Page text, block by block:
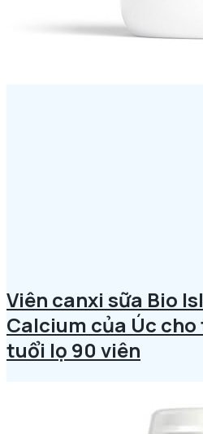
Viên canxi sữa Bio
Calcium của Úc
tuổi lọ 90 viên